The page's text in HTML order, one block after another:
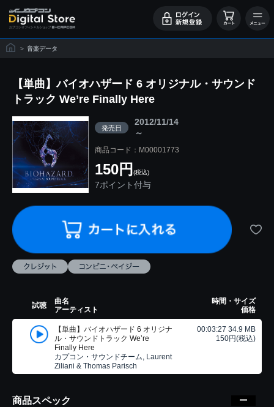
> 音楽データ
【単曲】バイオハザード 6 オリジナル・サウンド
トラック We’re Finally Here
発売日
2012/11/14
～
商品コード：M00001773
150円 (税込)
7ポイント付与
試聴
曲名
アーティスト
時間・サイズ
価格
【単曲】バイオハザード 6 オリジナ
ル・サウンドトラック We’re
Finally Here
カプコン・サウンドチーム, Laurent
Ziliani & Thomas Parisch
00:03:27 34.9 MB
150円(税込)
商品スペック